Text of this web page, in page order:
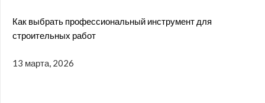
Как выбрать профессиональный инструмент для
строительных работ
13 марта, 2026